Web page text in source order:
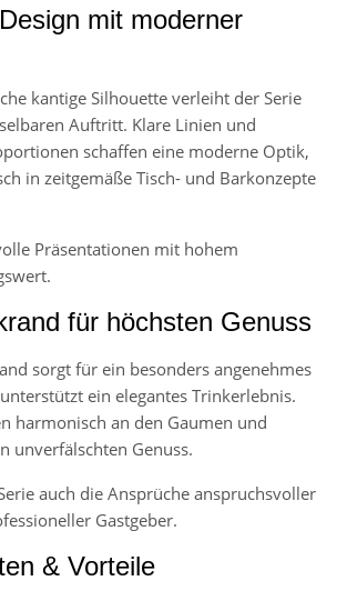
mit moderner
kantige Silhouette verleiht der Serie
Auftritt. Klare Linien und
schaffen eine moderne Optik,
in zeitgemäße Tisch- und Barkonzepte
Präsentationen mit hohem
für höchsten Genuss
sorgt für ein besonders angenehmes
ein elegantes Trinkerlebnis.
harmonisch an den Gaumen und
unverfälschten Genuss.
auch die Ansprüche anspruchsvoller
Gastgeber.
& Vorteile